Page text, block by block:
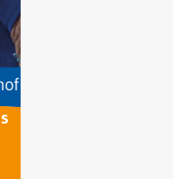
ein Zug zur